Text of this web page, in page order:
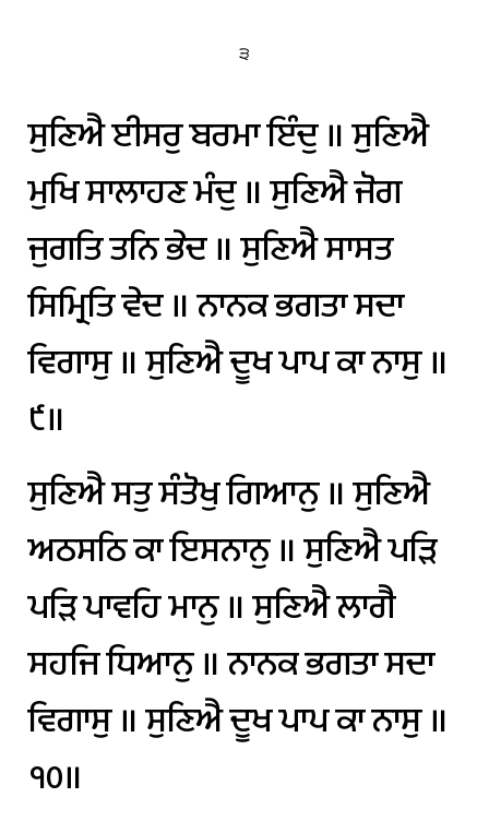
੩
ਸੁਣਿਐਈਸਰੁਬਰਮਾਇੰਦੁ॥ਸੁਣਿਐ
ਮੁਖਿਸਾਲਾਹਣਮੰਦੁ॥ਸੁਣਿਐਜੋਗ
ਜੁਗਤਿਤਨਿਭੇਦ॥ਸੁਣਿਐਸਾਸਤ
ਸਿਮ੍ਰਿਤਿਵੇਦ॥ਨਾਨਕਭਗਤਾਸਦਾ
ਵਿਗਾਸੁ॥ਸੁਣਿਐਦੂਖਪਾਪਕਾਨਾਸੁ॥
੯॥
ਸੁਣਿਐਸਤੁਸੰਤੋਖੁਗਿਆਨੁ॥ਸੁਣਿਐ
ਅਠਸਠਿਕਾਇਸਨਾਨੁ॥ਸੁਣਿਐਪੜਿ
ਪੜਿਪਾਵਹਿਮਾਨੁ॥ਸੁਣਿਐਲਾਗੈ
ਸਹਜਿਧਿਆਨੁ॥ਨਾਨਕਭਗਤਾਸਦਾ
ਵਿਗਾਸੁ॥ਸੁਣਿਐਦੂਖਪਾਪਕਾਨਾਸੁ॥
੧੦॥